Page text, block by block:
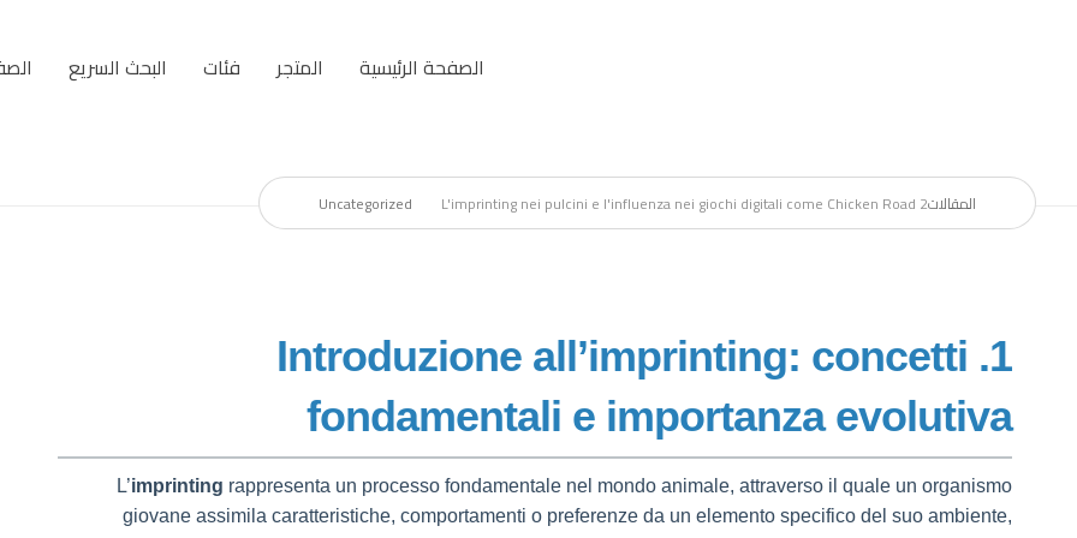
الصفحة الرئيسية المتجر فئات البحث السريع
المقالات Uncategorized L'imprinting nei pulcini e l'influenza nei giochi digitali come Chicken Road 2
1. Introduzione all’imprinting: concetti
fondamentali e importanza evolutiva
L’imprinting rappresenta un processo fondamentale nel mondo animale, attraverso il quale un organismo
giovane assimila caratteristiche, comportamenti o preferenze da un elemento specifico del suo ambiente,